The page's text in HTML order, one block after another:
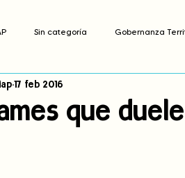
Sin categoría Gobernanza
Navegador indígena
que
17 feb 2016